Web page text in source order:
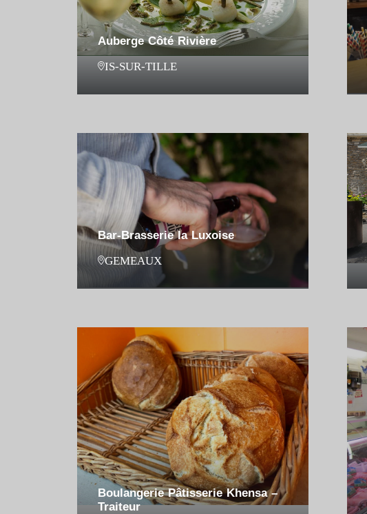
Auberge Côté Rivière
IS-SUR-TILLE
Bar-Brasserie la Luxoise
GEMEAUX
Boulangerie Pâtisserie Khensa –
Traiteur